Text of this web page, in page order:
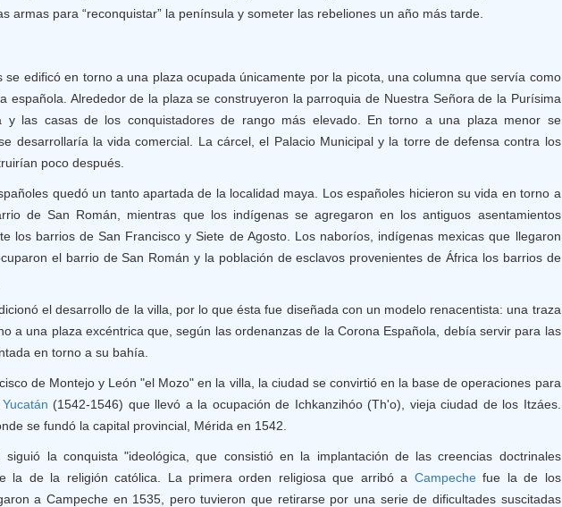
armas para “reconquistar” la península y someter las rebeliones un año más tarde.
se edificó en torno a una plaza ocupada únicamente por la picota, una columna que servía como
española. Alrededor de la plaza se construyeron la parroquia de Nuestra Señora de la Purísima
y las casas de los conquistadores de rango más elevado. En torno a una plaza menor se
desarrollaría la vida comercial. La cárcel, el Palacio Municipal y la torre de defensa contra los
poco después.
quedó un tanto apartada de la localidad maya. Los españoles hicieron su vida en torno a
de San Román, mientras que los indígenas se agregaron en los antiguos asentamientos
los barrios de San Francisco y Siete de Agosto. Los naboríos, indígenas mexicas que llegaron
el barrio de San Román y la población de esclavos provenientes de África los barrios de
el desarrollo de la villa, por lo que ésta fue diseñada con un modelo renacentista: una traza
a una plaza excéntrica que, según las ordenanzas de la Corona Española, debía servir para las
en torno a su bahía.
de Montejo y León "el Mozo" en la villa, la ciudad se convirtió en la base de operaciones para
Yucatán (1542-1546) que llevó a la ocupación de Ichkanzihóo (Th'o), vieja ciudad de los Itzáes.
se fundó la capital provincial, Mérida en 1542.
siguió la conquista "ideológica, que consistió en la implantación de las creencias doctrinales
la de la religión católica. La primera orden religiosa que arribó a Campechefue la de los
a Campeche en 1535, pero tuvieron que retirarse por una serie de dificultades suscitadas